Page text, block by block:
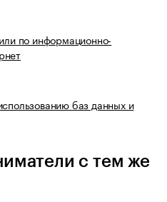
по информационно-
баз данных и
с тем же